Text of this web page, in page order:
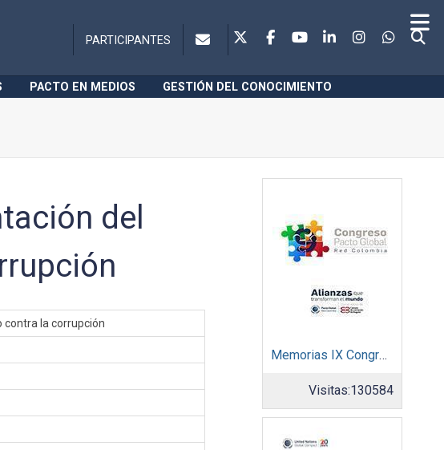
PARTICIPANTES
PACTO EN MEDIOS GESTIÓN DEL CONOCIMIENTO
del
contra la corrupción
Memorias IX Congreso Pacto Global 2019
Visitas:130584